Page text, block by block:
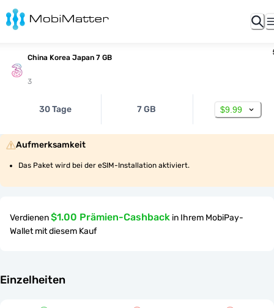
China Korea Japan 7 GB
3
30 Tage 7 GB $9.99
Aufmerksamkeit
Das Paket wird bei der eSIM-Installation aktiviert.
Verdienen$1.00 Prämien-Cashback in Ihrem MobiPay-
Wallet mit diesem Kauf
Einzelheiten